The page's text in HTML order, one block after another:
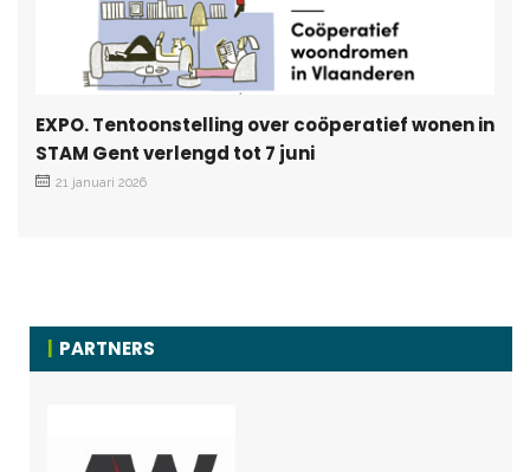
EXPO. Tentoonstelling over coöperatief wonen in
STAM Gent verlengd tot 7 juni
21 januari 2026
PARTNERS